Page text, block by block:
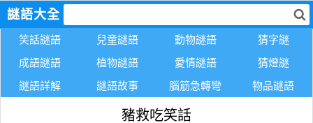
謎語大全
笑話謎語 兒童謎語 動物謎語
猜字謎
成語謎語
植物謎語 愛情謎語
猜燈謎
謎語詳解
謎語故事 腦筋急轉彎 物品謎語
豬救吃笑話